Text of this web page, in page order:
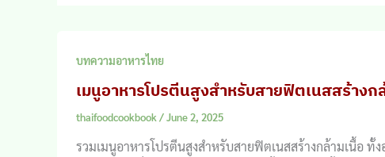
บทความอาหารไทย
เมนูอาหารโปรตีนสูงสำหรับสายฟิตเนสสร้างก
thaifoodcookbook /June 2, 2025
รวมเมนูอาหารโปรตีนสูงสำหรับสายฟิตเนสสร้างกล้ามเนื้อ ทั้